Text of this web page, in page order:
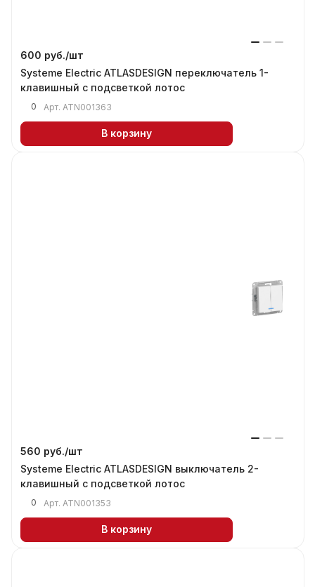
600 руб./шт
Systeme Electric ATLASDESIGN переключатель 1-
клавишный с подсветкой лотос
0 Арт. ATN001363
В корзину
560 руб./шт
Systeme Electric ATLASDESIGN выключатель 2-
клавишный с подсветкой лотос
0 Арт. ATN001353
В корзину